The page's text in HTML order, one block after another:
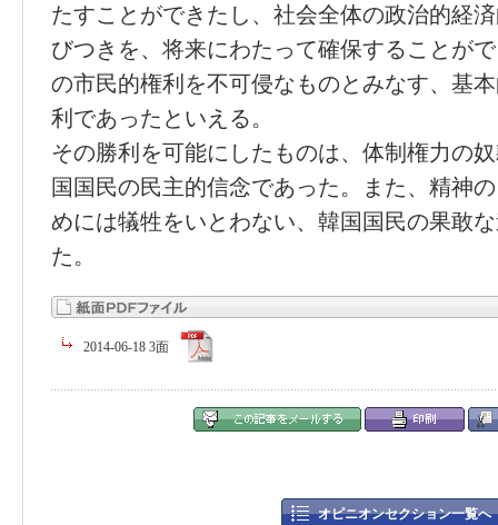
たすことができたし、社会全体の政治的経
びつきを、将来にわたって確保することが
の市民的権利を不可侵なものとみなす、基
利であったといえる。
その勝利を可能にしたものは、体制権力の
国国民の民主的信念であった。また、精神
めには犠牲をいとわない、韓国国民の果敢
た。
2014-06-18 3面
オピニオンセクション一覧へ